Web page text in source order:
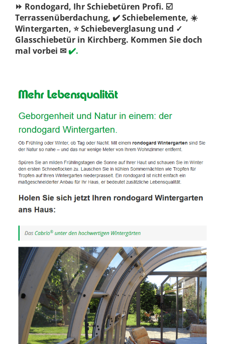
⏩ Rondogard, Ihr Schiebetüren Profi. ☑️
Terrassenüberdachung, ✔️ Schiebelemente, ☀️
Wintergarten, ⭐ Schiebeverglasung und ✓
Glasschiebetür in Kirchberg. Kommen Sie doch
mal vorbei ✉✔️.